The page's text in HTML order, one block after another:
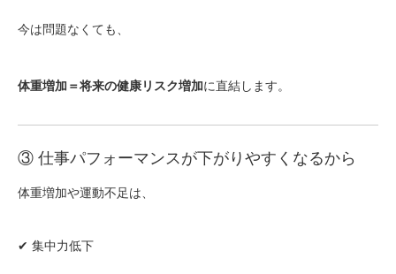
今は問題なくても、
体重増加＝将来の健康リスク増加に直結します。
③ 仕事パフォーマンスが下がりやすくなるから
体重増加や運動不足は、
✔ 集中力低下